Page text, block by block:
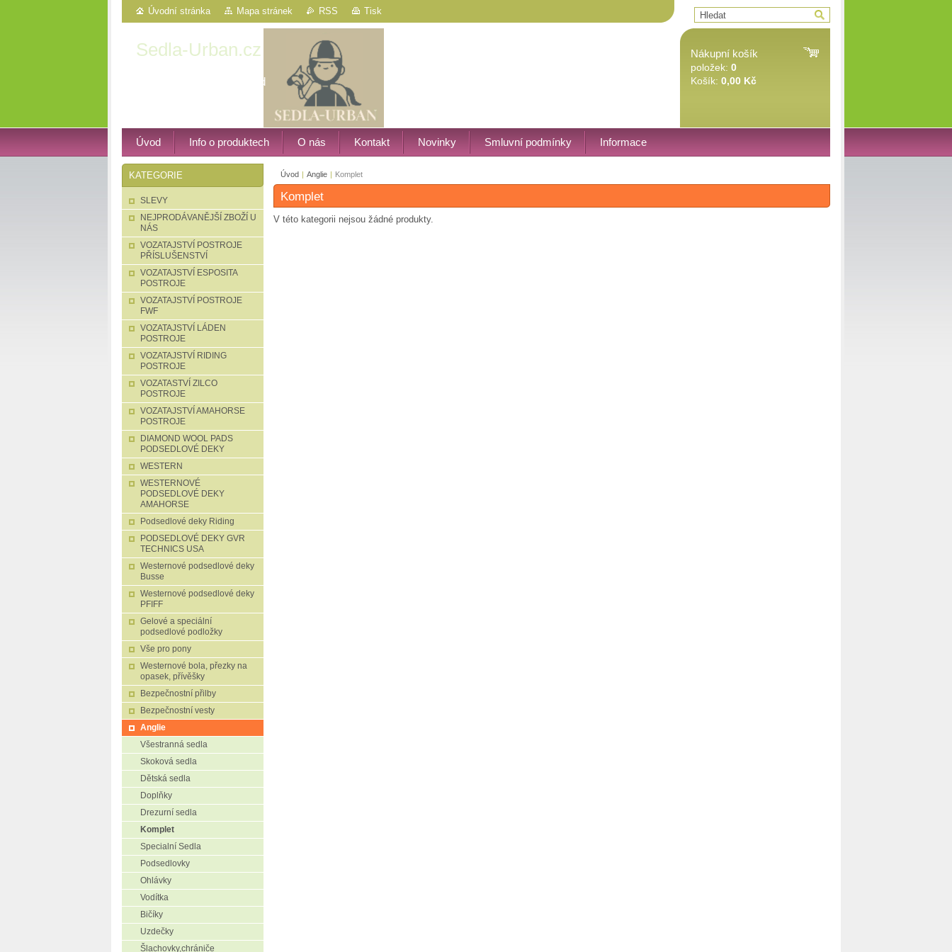
Úvodní stránka Mapa stránek RSS Tisk
Sedla-Urban.cz
Western, vozatajství atd
Nákupní košík
položek: 0
Košík: 0,00 Kč
Úvod Info o produktech O nás Kontakt Novinky Smluvní podmínky Informace
Úvod | Anglie | Komplet
Komplet
V této kategorii nejsou žádné produkty.
KATEGORIE
SLEVY
NEJPRODÁVANĚJŠÍ ZBOŽÍ U
NÁS
VOZATAJSTVÍ POSTROJE
PŘÍSLUŠENSTVÍ
VOZATAJSTVÍ ESPOSITA
POSTROJE
VOZATAJSTVÍ POSTROJE
FWF
VOZATAJSTVÍ LÁDEN
POSTROJE
VOZATAJSTVÍ RIDING
POSTROJE
VOZATASTVÍ ZILCO
POSTROJE
VOZATAJSTVÍ AMAHORSE
POSTROJE
DIAMOND WOOL PADS
PODSEDLOVÉ DEKY
WESTERN
WESTERNOVÉ
PODSEDLOVÉ DEKY
AMAHORSE
Podsedlové deky Riding
PODSEDLOVÉ DEKY GVR
TECHNICS USA
Westernové podsedlové deky
Busse
Westernové podsedlové deky
PFIFF
Gelové a speciální
podsedlové podložky
Vše pro pony
Westernové bola, přezky na
opasek, přívěšky
Bezpečnostní přilby
Bezpečnostní vesty
Anglie
Všestranná sedla
Skoková sedla
Dětská sedla
Doplňky
Drezurní sedla
Komplet
Specialní Sedla
Podsedlovky
Ohlávky
Vodítka
Bičíky
Uzdečky
Šlachovky,chrániče